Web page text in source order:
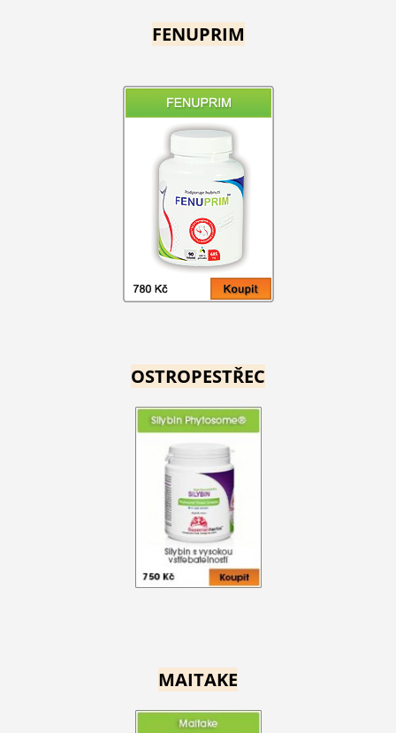
FENUPRIM
OSTROPESTŘEC
MAITAKE